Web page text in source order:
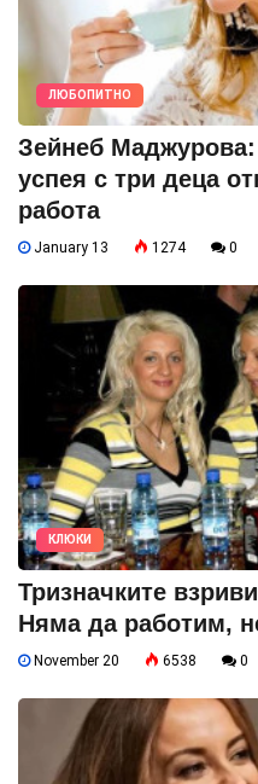
ЛЮБОПИТНО
Зейнеб
успея с три деца
работа
January 13 1274 0
КЛЮКИ
Тризначките
Няма да работим,
November 20 6538 0